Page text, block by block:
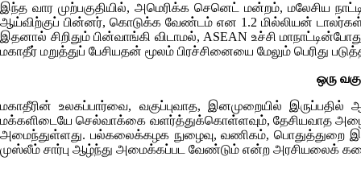
இந்த வார முற்பகுதியில், அமெரிக்க செனெட் மன்றம், மலேசிய
ஆய்விற்குப் பின்னர், கொடுக்க வேண்டம் என 1.2 மில்லியன்
இதனால் சிறிதும் பின்வாங்கி விடாமல், ASEAN உச்சி
மகாதீர் மறுத்துப் பேசியதன் மூலம் பிரச்சினையை மேலும் பெரிது
ஒரு
மகாதீரின் உலகப்பார்வை, வகுப்புவாத, இனமுறையில் இருப்பதில்
மக்களிடையே செல்வாக்கை வளர்த்துக்கொள்ளவும், தேசியவாத
அமைந்துள்ளது. பல்கலைக்கழக நுழைவு, வணிகம், பொதுத்துறை
முஸ்லீம் சார்பு ஆழ்ந்து அமைக்கப்பட வேண்டும் என்ற அரசியலைக்